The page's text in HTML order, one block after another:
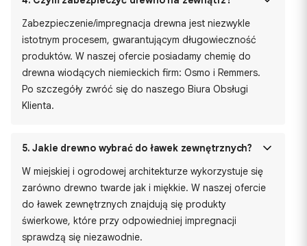
Zabezpieczenie/impregnacja drewna jest niezwykle
istotnym procesem, gwarantującym długowieczność
produktów. W naszej ofercie posiadamy chemię do
drewna wiodących niemieckich firm: Osmo i Remmers.
Po szczegóły zwróć się do naszego Biura Obsługi
Klienta.
5. Jakie drewno wybrać do ławek zewnętrznych?
W miejskiej i ogrodowej architekturze wykorzystuje się
zarówno drewno twarde jak i miękkie. W naszej ofercie
do ławek zewnętrznych znajdują się produkty
świerkowe, które przy odpowiedniej impregnacji
sprawdzą się niezawodnie.